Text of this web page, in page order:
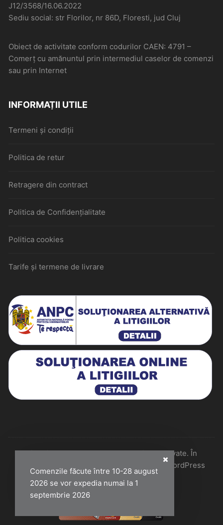
Comenzile făcute între 10-28 august
2026 se vor expedia numai la 1
septembrie 2026
J12/3568/16.06.2022
Sediu social: str Florilor, nr 86D, Floresti, jud Cluj
Obiect de activitate conform codurilor CAEN: 4791 –
Comerţ cu amănuntul prin intermediul caselor de comenzi
sau prin Internet
INFORMAȚII UTILE
Termeni și condiții
Politica de retur
Retragere din contract
Politica de Confidențialitate
Politica cookies
Tarife și termene de livrare
Historiarum 2026 - Toate drepturile rezervate. În
colaborare cu Perfect Pixel & Mentenanță WordPress